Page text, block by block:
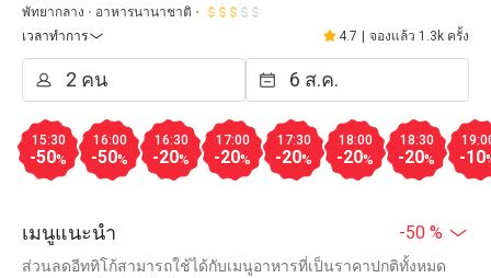
พัทยากลาง
อาหารนานาชาติ
เวลาทำการ
4.7 จองแล้ว 1.3k ครั้ง
15:30
-50%
16:00
-50%
16:30
-20%
17:00
-20%
17:30
-20%
18:00
-20%
18:30
-20% -10
เมนูแนะนำ -50 %
ส่วนลดอีททิโก้สามารถใช้ได้กับเมนูอาหารที่เป็นราคาปกติทั้งหมด